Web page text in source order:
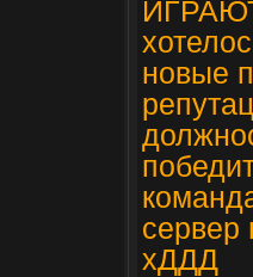
новые
сервер
хДДД